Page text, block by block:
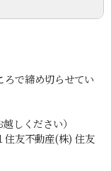
で締め切らせてい
しください）
住友不動産(株) 住友